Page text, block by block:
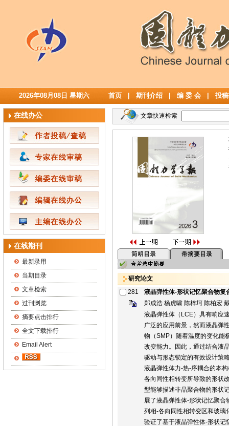
2026年08月08日 星期六 首页 期刊介绍 编 委 会 投
在线办公
在线期刊
最新录用
当期目录
文章检索
过刊浏览
摘要点击排行
全文下载排行
Email Alert
文章快速检索
研究论文
281
液晶弹性体-形状记忆聚合物复
郑成浩 杨虎啸 陈梓坷 陈柏宏
液晶弹性体（LCE）具有响应
广泛的应用前景，然而液晶弹
物（SMP）随着温度的变化能
改变能力。因此，通过结合液
驱动与形态锁定的有效设计策
液晶弹性体力-热-序耦合的本
各向同性相转变所导致的形状
型能够描述非晶聚合物的形状
展了液晶弹性体-形状记忆聚
列相-各向同性相转变区和玻璃
验证了基于液晶弹性体-形状记